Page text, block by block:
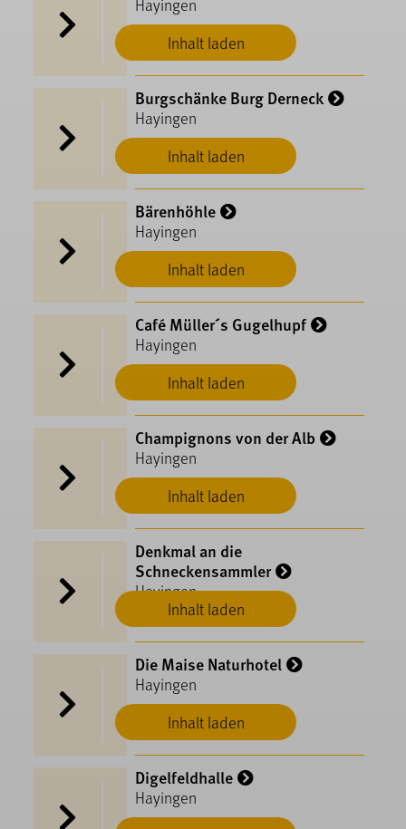
Inhalt laden
Hayingen
Inhalt laden
Burgschänke Burg Derneck
Hayingen
Inhalt laden
Bärenhöhle
Hayingen
Inhalt laden
Café Müller´s Gugelhupf
Hayingen
Inhalt laden
Champignons von der Alb
Hayingen
Inhalt laden
Denkmal an die
Schneckensammler
Hayingen
Inhalt laden
Die Maise Naturhotel
Hayingen
Digelfeldhalle
Hayingen